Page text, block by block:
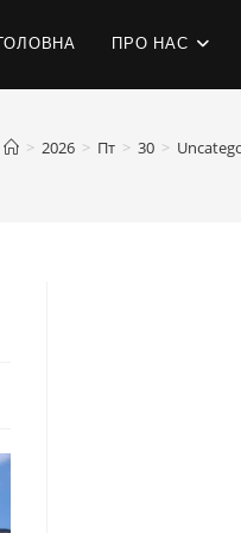
ПРО НАС
> 2026 > Пт > 30 >